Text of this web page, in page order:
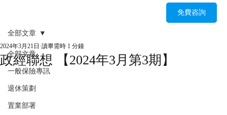
免費咨詢
全部文章
一般保險專訊
退休策劃
置業部署
全部文章
政經聯想 【2024年3月第3期】
2024年3月21日 讀畢需時 1 分鐘